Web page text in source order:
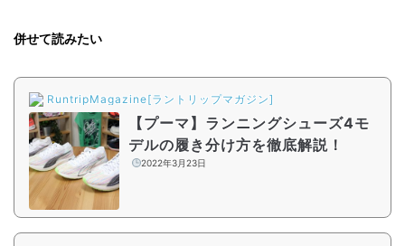
併せて読みたい
RuntripMagazine[ラントリップマガジン]
【プーマ】ランニングシューズ4モ
デルの履き分け方を徹底解説！
2022年3月23日